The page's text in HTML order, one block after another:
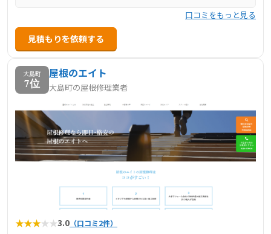
口コミをもっと見る
見積もりを依頼する
大島町
7位
屋根のエイト
大島町の屋根修理業者
★★★★★3.0 （口コミ2件）